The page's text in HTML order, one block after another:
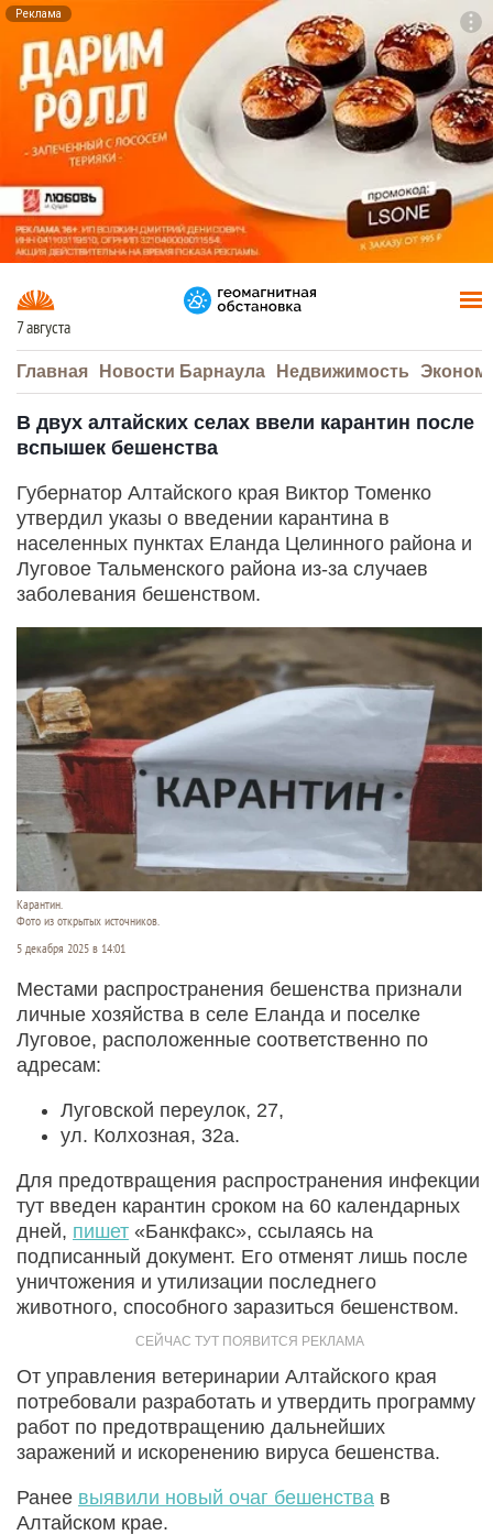
Реклама
7 августа
Главная Новости Барнаула Недвижимость
В двух алтайских селах ввели карантин после
вспышек бешенства
Губернатор Алтайского края Виктор Томенко
утвердил указы о введении карантина в
населенных пунктах Еланда Целинного района и
Луговое Тальменского района из-за случаев
заболевания бешенством.
Карантин.
Фото из открытых источников.
5 декабря 2025 в 14:01
Местами распространения бешенства признали
личные хозяйства в селе Еланда и поселке
Луговое, расположенные соответственно по
адресам:
Луговской переулок, 27,
ул. Колхозная, 32а.
Для предотвращения распространения инфекции
тут введен карантин сроком на 60 календарных
дней, пишет «Банкфакс», ссылаясь на
подписанный документ. Его отменят лишь после
уничтожения и утилизации последнего
животного, способного заразиться бешенством.
От управления ветеринарии Алтайского края
потребовали разработать и утвердить программу
работ по предотвращению дальнейших
заражений и искоренению вируса бешенства.
Ранее выявили новый очаг бешенства в
Алтайском крае.